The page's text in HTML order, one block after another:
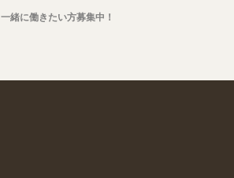
一緒に働きたい方募集中！